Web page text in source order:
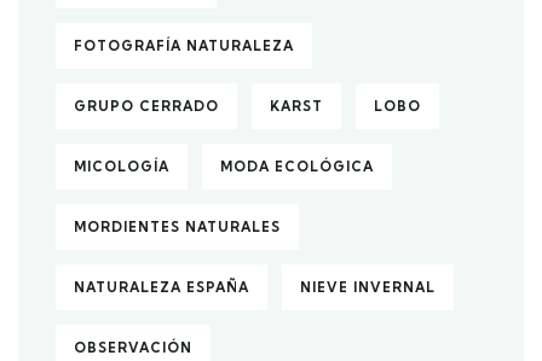
FOTOGRAFÍA NATURALEZA
GRUPO CERRADO KARST LOBO
MICOLOGÍA MODA ECOLÓGICA
MORDIENTES NATURALES
NATURALEZA ESPAÑA NIEVE INVERNAL
OBSERVACIÓN